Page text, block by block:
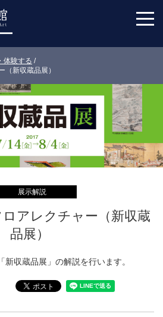
体験する /
（新収蔵品展）
展示解説
アレクチャー（新収蔵
品展）
収蔵品展」の解説を行います。